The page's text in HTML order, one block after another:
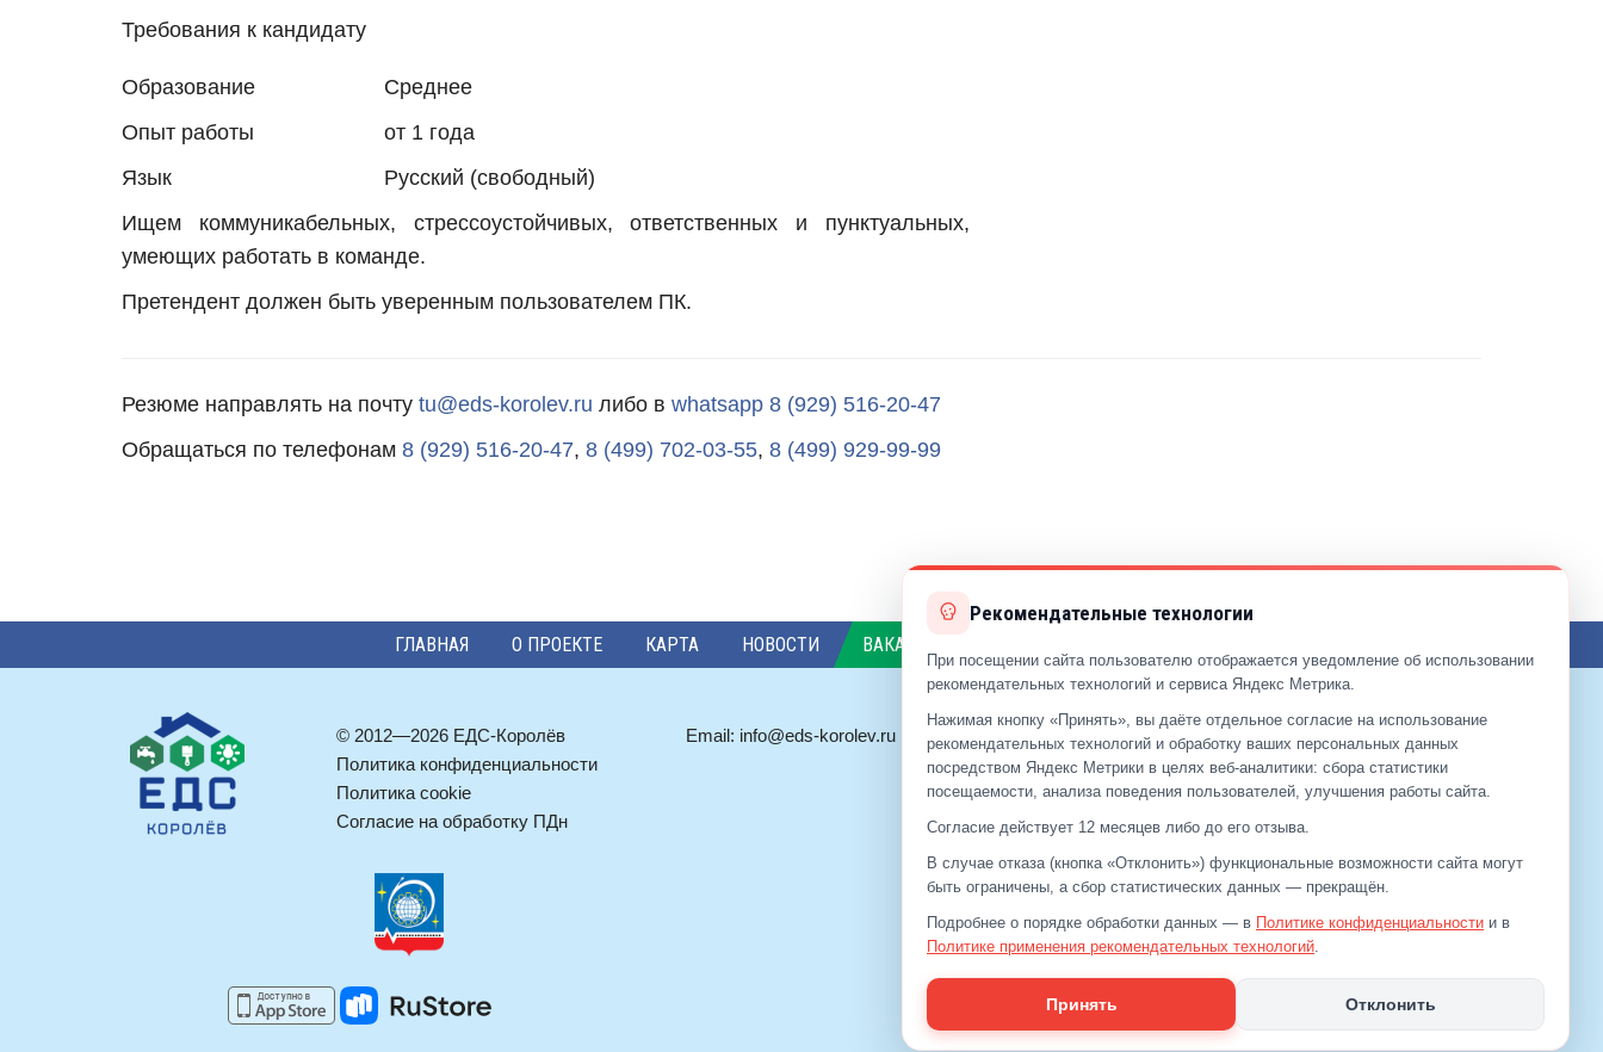
Требования к кандидату
Образование
Среднее
Опыт работы
от 1 года
Язык
Русский (свободный)
Ищем коммуникабельных, стрессоустойчивых, ответственных и пунктуальных,
умеющих работать в команде.
Претендент должен быть уверенным пользователем ПК.
Резюме направлять на почту tu@eds-korolev.ru либо в whatsapp 8 (929) 516-20-47
Обращаться по телефонам 8 (929) 516-20-47, 8 (499) 702-03-55, 8 (499) 929-99-99
ГЛАВНАЯ О ПРОЕКТЕ КАРТА НОВОСТИ ВАКАНСИИ
© 2012—2026 ЕДС-Королёв
Политика конфиденциальности
Политика cookie
Согласие на обработку ПДн
Email: info@eds-korolev.ru +7 (499)929-99-99
+7 (495)512-00-11
Рекомендательные технологии
При посещении сайта пользователю отображается уведомление об использовании
рекомендательных технологий и сервиса Яндекс Метрика.
Нажимая кнопку «Принять», вы даёте отдельное согласие на использование
рекомендательных технологий и обработку ваших персональных данных
посредством Яндекс Метрики в целях веб‑аналитики: сбора статистики
посещаемости, анализа поведения пользователей, улучшения работы сайта.
Согласие действует 12 месяцев либо до его отзыва.
В случае отказа (кнопка «Отклонить») функциональные возможности сайта могут
быть ограничены, а сбор статистических данных — прекращён.
Подробнее о порядке обработки данных — в Политике конфиденциальности и в
Политике применения рекомендательных технологий.
Принять Отклонить